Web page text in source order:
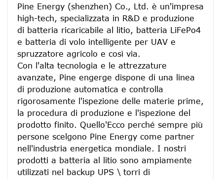
Pine Energy (shenzhen) Co., Ltd. è un'impresa
high-tech, specializzata in R&D e produzione
di batteria ricaricabile al litio, batteria LiFePo4
e batteria di volo intelligente per UAV e
spruzzatore agricolo e così via.
Con l'alta tecnologia e le attrezzature
avanzate, Pine engerge dispone di una linea
di produzione automatica e controlla
rigorosamente l'ispezione delle materie prime,
la procedura di produzione e l'ispezione del
prodotto finito. Quello'Ecco perché sempre più
persone scelgono Pine Energy come partner
nell'industria energetica mondiale. I nostri
prodotti a batteria al litio sono ampiamente
utilizzati nel backup UPS \ torri di